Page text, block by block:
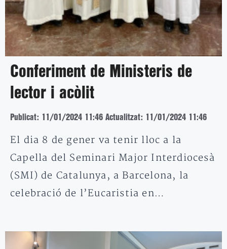
Conferiment de Ministeris de
lector i acòlit
Publicat: 11/01/2024 11:46 Actualitzat: 11/01/2024 11:46
El dia 8 de gener va tenir lloc a la
Capella del Seminari Major Interdiocesà
(SMI) de Catalunya, a Barcelona, la
celebració de l’Eucaristia en…